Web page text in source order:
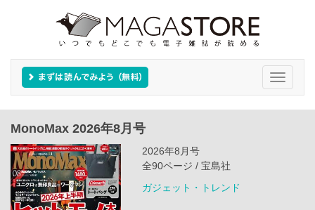
Toggle
MonoMax 2026年8月号
2026年8月号
全90ページ / 宝島社
ガジェット・トレンド